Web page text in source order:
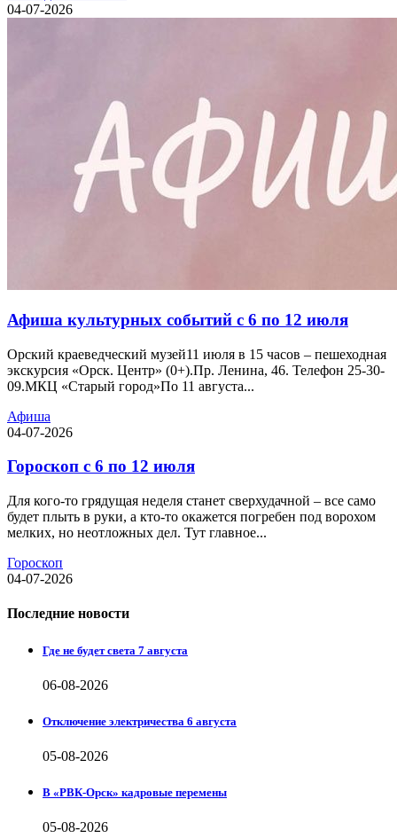
04-07-2026
Афиша культурных событий с 6 по 12 июля
Орский краеведческий музей11 июля в 15 часов – пешеходная
экскурсия «Орск. Центр» (0+).Пр. Ленина, 46. Телефон 25-30-
09.МКЦ «Старый город»По 11 августа...
Афиша
04-07-2026
Гороскоп с 6 по 12 июля
Для кого-то грядущая неделя станет сверхудачной – все само
будет плыть в руки, а кто-то окажется погребен под ворохом
мелких, но неотложных дел. Тут главное...
Гороскоп
04-07-2026
Последние новости
Где не будет света 7 августа
06-08-2026
Отключение электричества 6 августа
05-08-2026
В «РВК-Орск» кадровые перемены
05-08-2026